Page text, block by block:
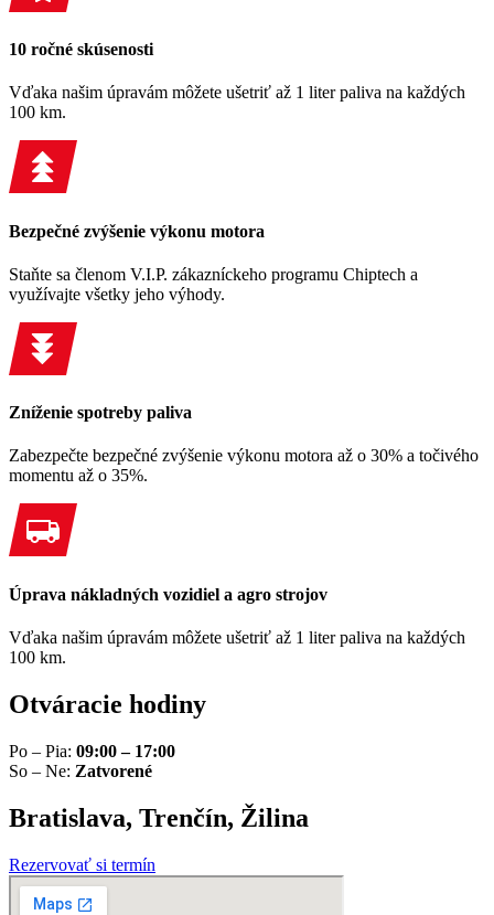
10 ročné skúsenosti
Vďaka našim úpravám môžete ušetriť až 1 liter paliva na každých
100 km.
Bezpečné zvýšenie výkonu motora
Staňte sa členom V.I.P. zákazníckeho programu Chiptech a
využívajte všetky jeho výhody.
Zníženie spotreby paliva
Zabezpečte bezpečné zvýšenie výkonu motora až o 30% a točivého
momentu až o 35%.
Úprava nákladných vozidiel a agro strojov
Vďaka našim úpravám môžete ušetriť až 1 liter paliva na každých
100 km.
Otváracie hodiny
Po – Pia: 09:00 – 17:00
So – Ne: Zatvorené
Bratislava, Trenčín, Žilina
Rezervovať si termín